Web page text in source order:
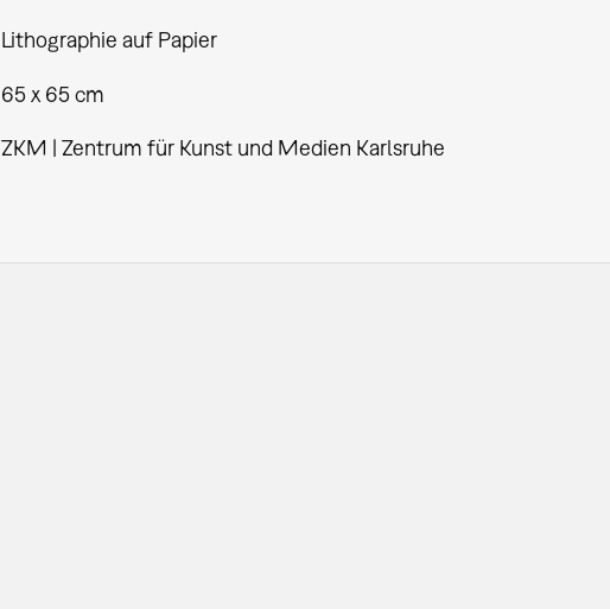
Lithographie auf Papier
65 x 65 cm
ZKM | Zentrum für Kunst und Medien Karlsruhe